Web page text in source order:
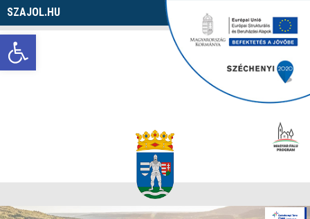
Eszköztár megnyitása
SZAJOL.HU